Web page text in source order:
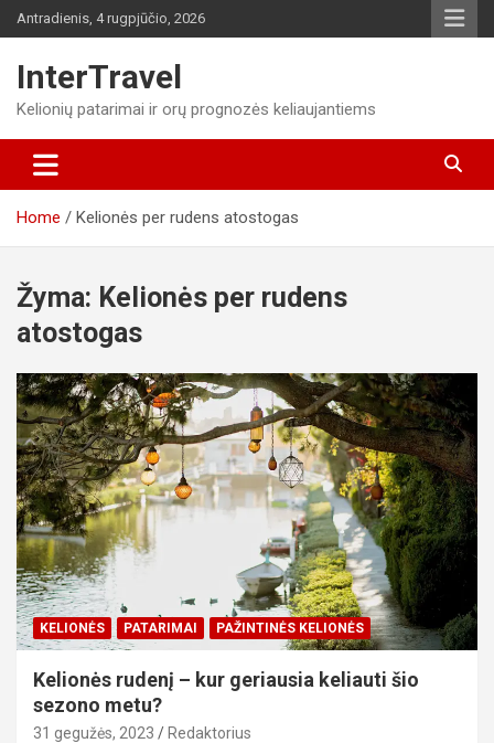
Skip
to
Antradienis, 4 rugpjūčio, 2026
InterTravel
Kelionių patarimai ir orų prognozės keliaujantiems
Home Kelionės per rudens atostogas
Žyma: Kelionės per rudens
atostogas
KELIONĖS PATARIMAI PAŽINTINĖS KELIONĖS
Kelionės rudenį – kur geriausia keliauti šio
sezono metu?
31 gegužės, 2023 Redaktorius